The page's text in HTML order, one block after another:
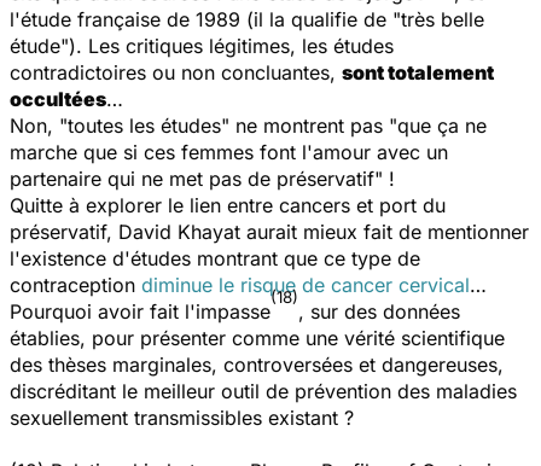
l'étude française de 1989 (il la qualifie de "très belle
étude"). Les critiques légitimes, les études
contradictoires ou non concluantes, sont totalement
occultées…
Non, "toutes les études" ne montrent pas "que ça ne
marche que si ces femmes font l'amour avec un
partenaire qui ne met pas de préservatif" !
Quitte à explorer le lien entre cancers et port du
préservatif, David Khayat aurait mieux fait de mentionner
l'existence d'études montrant que ce type de
contraception diminue le risque de cancer cervical…
Pourquoi avoir fait l'impasse
(18)
, sur des données
établies, pour présenter comme une vérité scientifique
des thèses marginales, controversées et dangereuses,
discréditant le meilleur outil de prévention des maladies
sexuellement transmissibles existant ?